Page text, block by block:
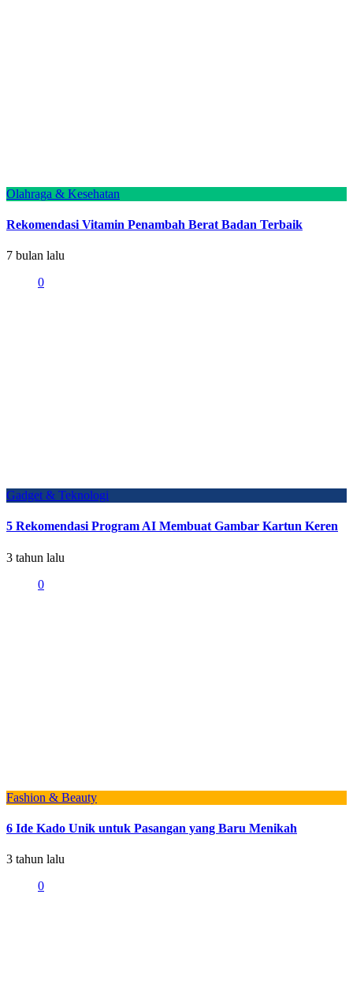
Olahraga & Kesehatan
Rekomendasi Vitamin Penambah Berat Badan Terbaik
7 bulan lalu
0
Gadget & Teknologi
5 Rekomendasi Program AI Membuat Gambar Kartun Keren
3 tahun lalu
0
Fashion & Beauty
6 Ide Kado Unik untuk Pasangan yang Baru Menikah
3 tahun lalu
0